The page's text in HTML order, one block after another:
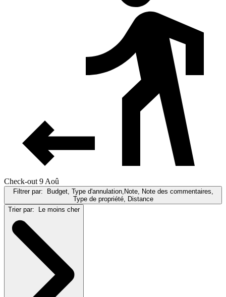
Check-out 9 Aoû
Filtrer par:
Budget, Type d'annulation,Note, Note des commentaires,
Type de propriété, Distance
Trier par:
Le moins cher